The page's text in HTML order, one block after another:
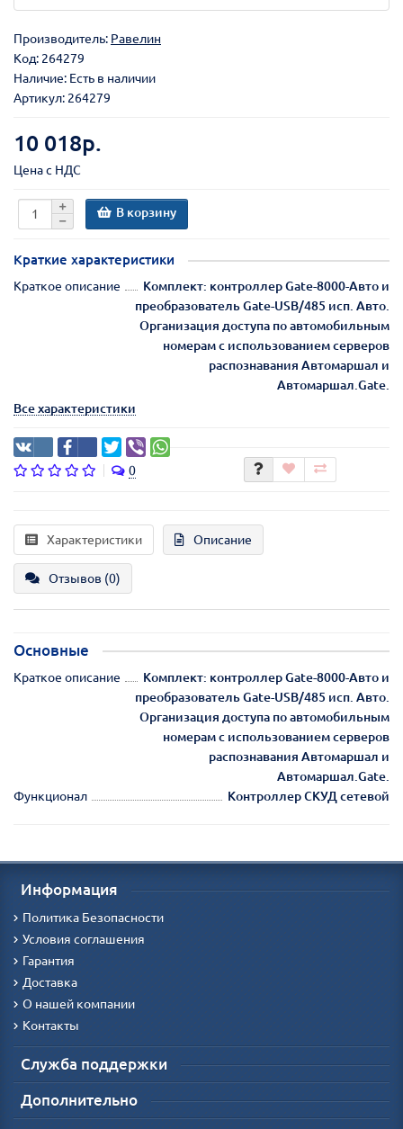
Производитель: Равелин
Код: 264279
Наличие: Есть в наличии
Артикул: 264279
10 018р.
Цена с НДС
В корзину
Краткие характеристики
Краткое описание
Комплект: контроллер Gate-8000-Авто и
преобразователь Gate-USB/485 исп. Авто.
Организация доступа по автомобильным
номерам с использованием серверов
распознавания Автомаршал и
Автомаршал.Gate.
Все характеристики
0
Характеристики Описание
Отзывов (0)
Основные
Краткое описание
Комплект: контроллер Gate-8000-Авто и
преобразователь Gate-USB/485 исп. Авто.
Организация доступа по автомобильным
номерам с использованием серверов
распознавания Автомаршал и
Автомаршал.Gate.
Функционал
Контроллер СКУД сетевой
Информация
Политика Безопасности
Условия соглашения
Гарантия
Доставка
О нашей компании
Контакты
Служба поддержки
Дополнительно